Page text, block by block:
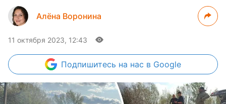
Алёна Воронина
11 октября 2023, 12:43
Подпишитесь на нас в Google